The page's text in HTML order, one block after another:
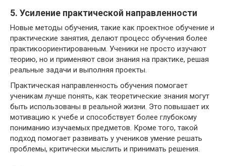
5. Усиление практической направленности
Новые методы обучения, такие как проектное обучение и
практические занятия, делают процесс обучения более
практикоориентированным. Ученики не просто изучают
теорию, но и применяют свои знания на практике, решая
реальные задачи и выполняя проекты.
Практическая направленность обучения помогает
ученикам лучше понять, как теоретические знания могут
быть использованы в реальной жизни. Это повышает их
мотивацию к учебе и способствует более глубокому
пониманию изучаемых предметов. Кроме того, такой
подход помогает развивать у учеников умение решать
проблемы, критически мыслить и принимать решения.